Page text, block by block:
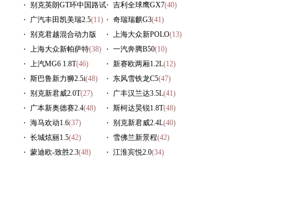
别克英朗GT环中国路试
(54)
吉利全球鹰GX7(40)
广汽丰田凯美瑞2.5(11) 奇瑞瑞麒G3(41)
别克君越混合动力版
(14)
上海大众新POLO(13)
上海大众新帕萨特(38) 一汽奔腾B50(10)
上汽MG6 1.8T(46) 新赛欧两厢1.2L(12)
斯巴鲁新力狮2.5i(48) 东风雪铁龙C5(47)
别克新君威2.0T(27) 广丰汉兰达3.5L(41)
广本新奥德赛2.4(48) 斯柯达昊锐1.8T(48)
海马欢动1.6(37) 别克新君威2.4L(40)
长城炫丽1.5(42) 雪佛兰新景程(42)
蒙迪欧-致胜2.3(48) 江淮宾悦2.0(34)